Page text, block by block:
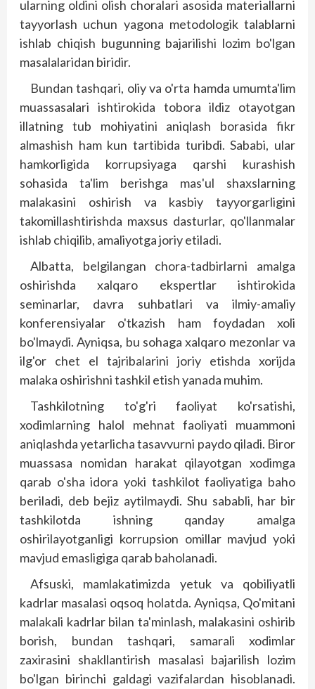
ularning oldini olish choralari asosida materiallarni
tayyorlash uchun yagona metodologik talablarni
ishlab chiqish bugunning bajarilishi lozim bo'lgan
masalalaridan biridir.
Bundan tashqari, oliy va o'rta hamda umumta'lim
muassasalari ishtirokida tobora ildiz otayotgan
illatning tub mohiyatini aniqlash borasida fikr
almashish ham kun tartibida turibdi. Sababi, ular
hamkorligida korrupsiyaga qarshi kurashish
sohasida ta'lim berishga mas'ul shaxslarning
malakasini oshirish va kasbiy tayyorgarligini
takomillashtirishda maxsus dasturlar, qo'llanmalar
ishlab chiqilib, amaliyotga joriy etiladi.
Albatta, belgilangan chora-tadbirlarni amalga
oshirishda xalqaro ekspertlar ishtirokida
seminarlar, davra suhbatlari va ilmiy-amaliy
konferen­siyalar o'tkazish ham foydadan xoli
bo'lmaydi. Ayniqsa, bu sohaga xalqaro mezonlar va
ilg'or chet el tajribalarini joriy etishda xorijda
malaka oshirishni tashkil etish yanada muhim.
Tashkilotning to'g'ri faoliyat ko'rsatishi,
xodimlarning halol mehnat faoliyati muammoni
aniqlashda yetarlicha tasavvurni paydo qiladi. Biror
muassasa nomidan harakat qilayotgan xodimga
qarab o'sha idora yoki tashkilot faoliyatiga baho
beriladi, deb bejiz aytilmaydi. Shu sababli, har bir
tashkilotda ishning qanday amalga
oshirilayotganligi korrupsion omillar mavjud yoki
mavjud emasligiga qarab baholanadi.
Afsuski, mamlakatimizda yetuk va qobiliyatli
kadrlar masalasi oqsoq holatda. Ayniqsa, Qo'mitani
malakali kadrlar bilan ta'minlash, malakasini oshirib
borish, bundan tashqari, samarali xodimlar
zaxirasini shakllantirish masalasi bajarilish lozim
bo'lgan birinchi galdagi vazifalardan hisob­lanadi.